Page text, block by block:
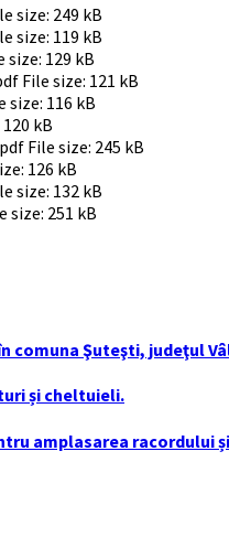
size: 249 kB
size: 119 kB
size: 129 kB
File size: 121 kB
size: 116 kB
120 kB
File size: 245 kB
126 kB
size: 132 kB
size: 251 kB
Şuteşti, judeţul
și cheltuieli.
amplasarea